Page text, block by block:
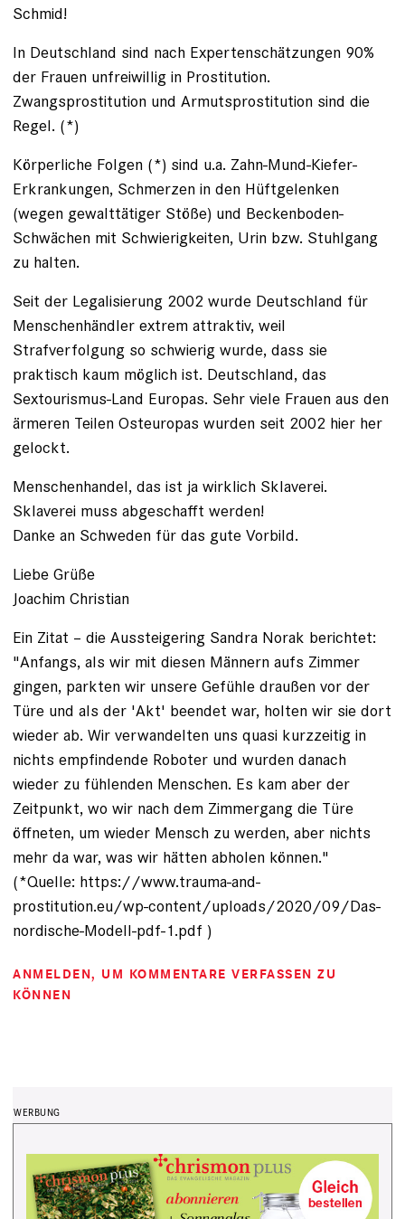
Schmid!
In Deutschland sind nach Expertenschätzungen 90%
der Frauen unfreiwillig in Prostitution.
Zwangsprostitution und Armutsprostitution sind die
Regel. (*)
Körperliche Folgen (*) sind u.a. Zahn-Mund-Kiefer-
Erkrankungen, Schmerzen in den Hüftgelenken
(wegen gewalttätiger Stöße) und Beckenboden-
Schwächen mit Schwierigkeiten, Urin bzw. Stuhlgang
zu halten.
Seit der Legalisierung 2002 wurde Deutschland für
Menschenhändler extrem attraktiv, weil
Strafverfolgung so schwierig wurde, dass sie
praktisch kaum möglich ist. Deutschland, das
Sextourismus-Land Europas. Sehr viele Frauen aus den
ärmeren Teilen Osteuropas wurden seit 2002 hier her
gelockt.
Menschenhandel, das ist ja wirklich Sklaverei.
Sklaverei muss abgeschafft werden!
Danke an Schweden für das gute Vorbild.
Liebe Grüße
Joachim Christian
Ein Zitat – die Aussteigering Sandra Norak berichtet:
"Anfangs, als wir mit diesen Männern aufs Zimmer
gingen, parkten wir unsere Gefühle draußen vor der
Türe und als der 'Akt' beendet war, holten wir sie dort
wieder ab. Wir verwandelten uns quasi kurzzeitig in
nichts empfindende Roboter und wurden danach
wieder zu fühlenden Menschen. Es kam aber der
Zeitpunkt, wo wir nach dem Zimmergang die Türe
öffneten, um wieder Mensch zu werden, aber nichts
mehr da war, was wir hätten abholen können."
(*Quelle: https://www.trauma-and-
prostitution.eu/wp-content/uploads/2020/09/Das-
nordische-Modell-pdf-1.pdf )
ANMELDEN, UM KOMMENTARE VERFASSEN ZU
KÖNNEN